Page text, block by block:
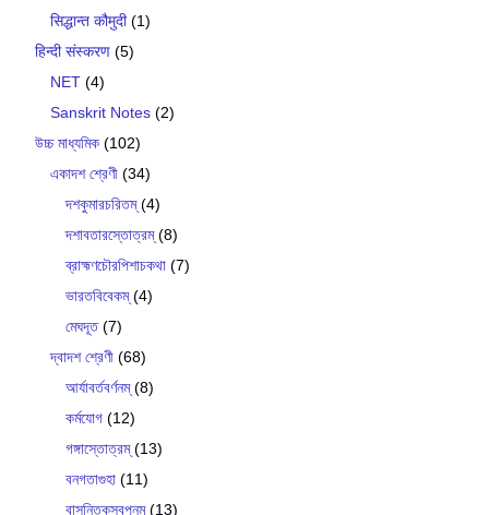
सिद्धान्त कौमुदी(1)
हिन्दी संस्करण (5)
NET (4)
Sanskrit Notes (2)
উচ্চ মাধ্যমিক (102)
একাদশ শ্রেণী (34)
দশকুমারচরিতম্(4)
দশাবতারস্তোত্রম্(8)
ব্রাহ্মণচৌরপিশাচকথা (7)
ভারতবিবেকম্(4)
মেঘদূত(7)
দ্বাদশ শ্রেণী (68)
আর্যাবর্তবর্ণনম্(8)
কর্মযোগ (12)
গঙ্গাস্তোত্রম্(13)
বনগতাগুহা (11)
বাসন্তিকস্বপ্নম্(13)